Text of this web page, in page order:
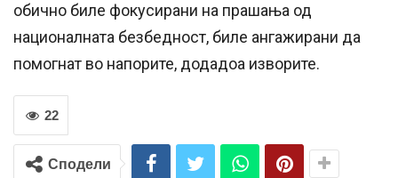
обично биле фокусирани на прашања од
националната безбедност, биле ангажирани да
помогнат во напорите, додадоа изворите.
22
Сподели